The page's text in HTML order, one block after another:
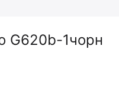
G620b-1чорн